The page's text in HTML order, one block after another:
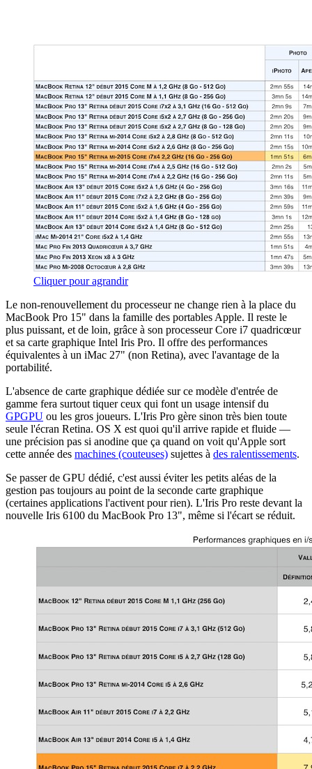
Cliquer pour agrandir
Le non-renouvellement du processeur ne change rien à la place du
MacBook Pro 15" dans la famille des portables Apple. Il reste le
plus puissant, et de loin, grâce à son processeur Core i7 quadricœur
et sa carte graphique Intel Iris Pro. Il offre des performances
équivalentes à un iMac 27" (non Retina), avec l'avantage de la
portabilité.
L'absence de carte graphique dédiée sur ce modèle d'entrée de
gamme fera surtout tiquer ceux qui font un usage intensif du
GPGPU ou les gros joueurs. L'Iris Pro gère sinon très bien toute
seule l'écran Retina. OS X est quoi qu'il arrive rapide et fluide —
une précision pas si anodine que ça quand on voit qu'Apple sort
cette année des machines (couteuses) sujettes à des ralentissements.
Se passer de GPU dédié, c'est aussi éviter les petits aléas de la
gestion pas toujours au point de la seconde carte graphique
(certaines applications l'activent pour rien). L'Iris Pro reste devant la
nouvelle Iris 6100 du MacBook Pro 13", même si l'écart se réduit.